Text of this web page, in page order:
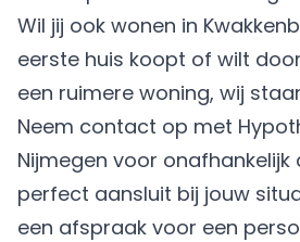
Wil jij ook wonen in
eerste huis koopt of wilt
een ruimere woning, wij
Neem contact op met
Nijmegen voor onafhankelijk
perfect aansluit bij jouw
een afspraak voor een